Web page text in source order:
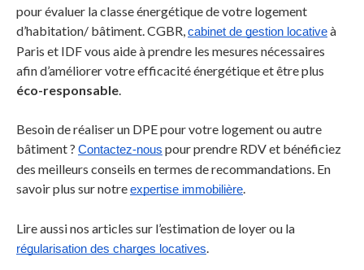
pour évaluer la classe énergétique de votre logement
d’habitation/ bâtiment. CGBR,cabinet de gestion locativeà
Paris et IDF vous aide à prendre les mesures nécessaires
afin d’améliorer votre efficacité énergétique et être plus
éco-responsable.
Besoin de réaliser un DPE pour votre logement ou autre
bâtiment ? Contactez-nous pour prendre RDV et bénéficiez
des meilleurs conseils en termes de recommandations. En
savoir plus sur notreexpertise immobilière.
Lire aussi nos articles sur l’estimation de loyer ou la
régularisation des charges locatives.